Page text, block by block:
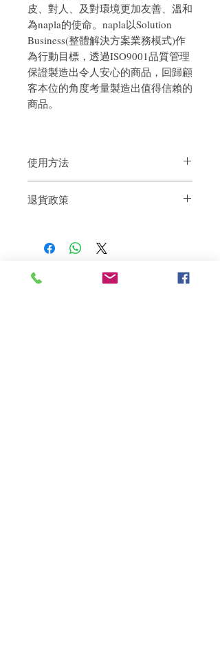
皮、對人、及對環境更加友善、溫和
為napla的使命。napla以Solution
Business(整體解決方案業務模式)作
為行動目標，透過ISO9001品質管理
保證製造出令人安心的商品，回歸顧
客本位的角度考量製造出值得信賴的
商品。
使用方法
髮乳後塗抹於整頭秀髮，靜置約2~3分後
退貨政策
到我們的產品後的前7天內通過電子郵件
費。謝謝。​
相關產品